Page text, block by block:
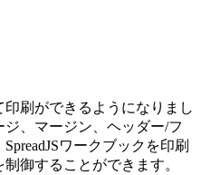
刷ができるようになりまし
、マージン、ヘッダー/フ
ワークブックを印刷
御することができます。